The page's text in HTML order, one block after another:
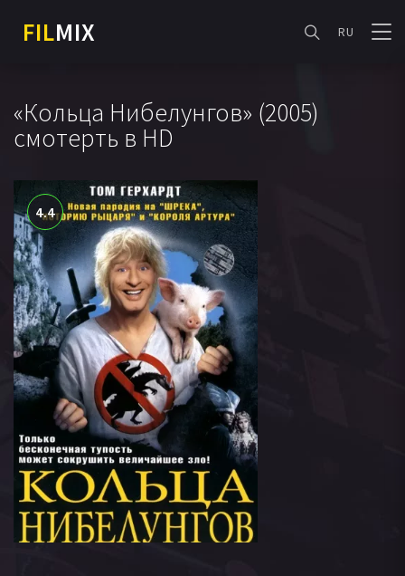
FILMIX RU
«Кольца Нибелунгов» (2005)
смотерть в HD
4.4